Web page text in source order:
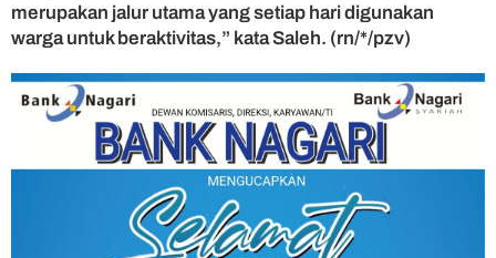
a
n
merupakan jalur utama yang setiap hari digunakan
warga untuk beraktivitas,” kata Saleh. (rn/*/pzv)